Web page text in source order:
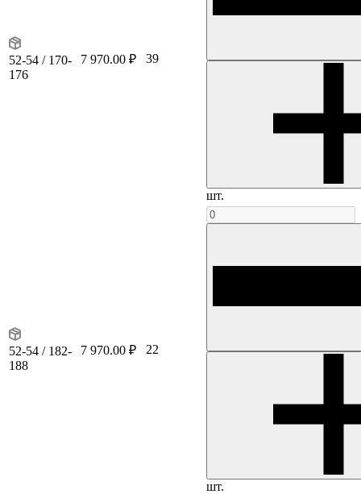
52-54 / 170-
176
7 970.00 ₽ 39
шт.
52-54 / 182-
188
7 970.00 ₽ 22
шт.